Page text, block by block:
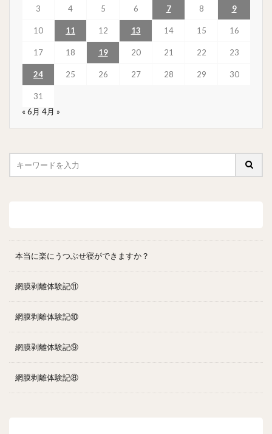
3 4 5 6 7 8 9
10 11 12 13 14 15 16
17 18 19 20 21 22 23
24 25 26 27 28 29 30
31
« 6月 4月 »
本当に楽にうつぶせ寝ができますか？
網膜剥離体験記⑪
網膜剥離体験記⑩
網膜剥離体験記⑨
網膜剥離体験記⑧